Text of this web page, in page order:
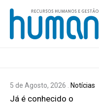
Skip
content
5 de Agosto, 2026 . Notícias
Já é conhecido o